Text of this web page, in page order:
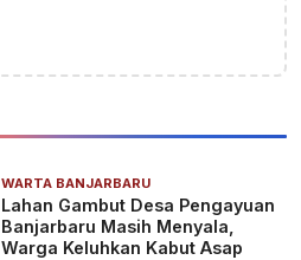
WARTA BANJARBARU
Lahan Gambut Desa Pengayuan
Banjarbaru Masih Menyala,
Warga Keluhkan Kabut Asap